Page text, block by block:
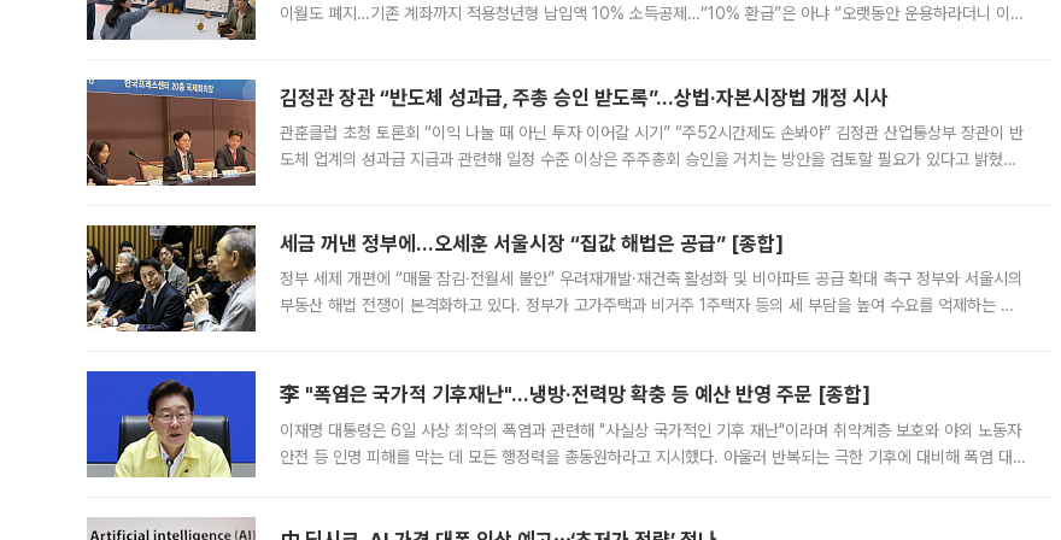
이월도 폐지…기존 계좌까지 적용청년형 납입액 10% 소득공제…“10% 환급”은 아냐 “오랫동안 운용하라더니 이제
김정관 장관 “반도체 성과급, 주총 승인 받도록”…상법·자본시장법 개정 시사
관훈클럽 초청 토론회 “이익 나눌 때 아닌 투자 이어갈 시기” “주52시간제도 손봐야” 김정관 산업통상부 장관이 반
도체 업계의 성과급 지급과 관련해 일정 수준 이상은 주주총회 승인을 거치는 방안을 검토할 필요가 있다고 밝혔다.
세금 꺼낸 정부에…오세훈 서울시장 “집값 해법은 공급” [종합]
정부 세제 개편에 “매물 잠김·전월세 불안” 우려재개발·재건축 활성화 및 비아파트 공급 확대 촉구 정부와 서울시의
부동산 해법 전쟁이 본격화하고 있다. 정부가 고가주택과 비거주 1주택자 등의 세 부담을 높여 수요를 억제하는 카
李 "폭염은 국가적 기후재난"…냉방·전력망 확충 등 예산 반영 주문 [종합]
이재명 대통령은 6일 사상 최악의 폭염과 관련해 "사실상 국가적인 기후 재난"이라며 취약계층 보호와 야외 노동자
안전 등 인명 피해를 막는 데 모든 행정력을 총동원하라고 지시했다. 아울러 반복되는 극한 기후에 대비해 폭염 대응